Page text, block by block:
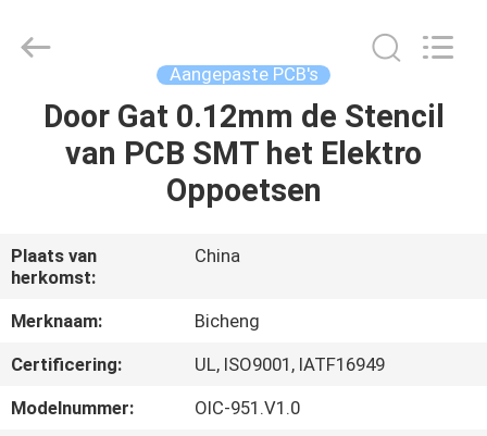
HUIS
PRODUCTEN
VIDEO'S
OVER
ONS
Technology
Aangepaste PCB's
Door Gat 0.12mm de Stencil
van PCB SMT het Elektro
Oppoetsen
Plaats van
herkomst:
China
Merknaam:
Bicheng
Certificering:
UL, ISO9001, IATF16949
Modelnummer:
OIC-951.V1.0